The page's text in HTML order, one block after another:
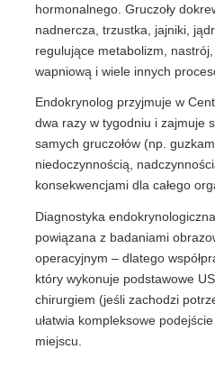
hormonalnego. Gruczoły
nadnercza, trzustka, jajniki,
regulujące metabolizm,
wapniową i wiele innych
Endokrynolog przyjmuje w
dwa razy w tygodniu i zajmuje
samych gruczołów (np.
niedoczynnością,
konsekwencjami dla całego
Diagnostyka
powiązana z badaniami
operacyjnym – dlatego
który wykonuje podstawowe
chirurgiem (jeśli zachodzi
ułatwia kompleksowe
miejscu.